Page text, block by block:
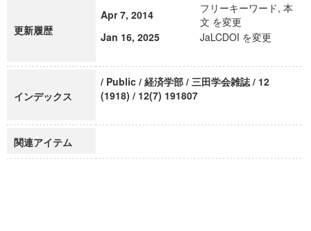
更新履歴
Apr 7, 2014
フリーキーワード, 本
文 を変更
Jan 16, 2025
JaLCDOI を変更
インデックス
/ Public / 経済学部 / 三田学会雑誌 / 12
(1918) / 12(7) 191807
関連アイテム